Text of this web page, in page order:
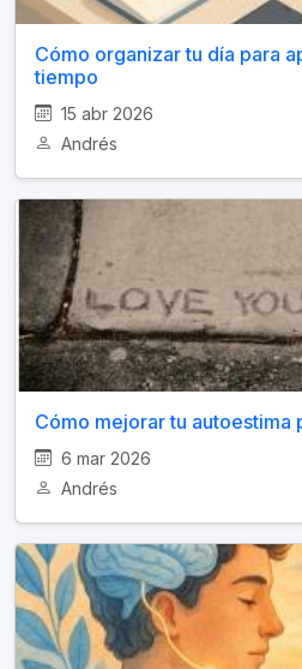
Cómo organizar tu día para
tiempo
15 abr 2026
Andrés
Cómo mejorar tu autoestima
6 mar 2026
Andrés